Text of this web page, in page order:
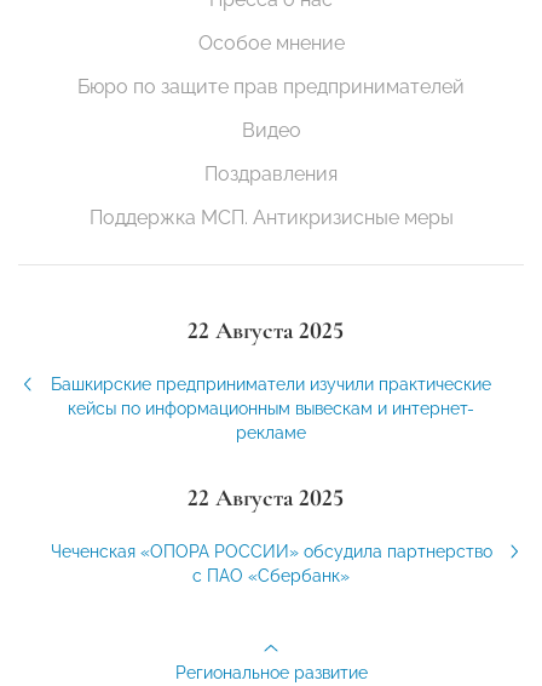
Особое мнение
Бюро по защите прав предпринимателей
Видео
Поздравления
Поддержка МСП. Антикризисные меры
22 Августа 2025
Башкирские предприниматели изучили практические
кейсы по информационным вывескам и интернет-
рекламе
22 Августа 2025
Чеченская «ОПОРА РОССИИ» обсудила партнерство
с ПАО «Сбербанк»
Региональное развитие